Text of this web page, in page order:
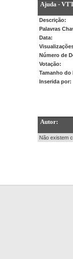
Ajuda -
Descrição:
Palavras
Data:
Número de
Votação:
Tamanho do
Inserida por:
Autor:
Não existem